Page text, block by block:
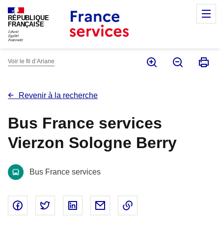
RÉPUBLIQUE
FRANÇAISE
Voir le fil d’Ariane
Revenir à la recherche
Bus France services
Vierzon Sologne Berry
Bus France services
Partager sur Facebook - nouvelle fenêtre
Partager sur Twitter - nouvelle fenêtre
Partager sur Linked In - nouvelle
Partager par email - nouvelle